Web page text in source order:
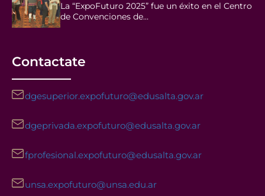
La “ExpoFuturo 2025” fue un éxito en el Centro
de Convenciones de…
Contactate
dgesuperior.expofuturo@edusalta.gov.ar
dgeprivada.expofuturo@edusalta.gov.ar
fprofesional.expofuturo@edusalta.gov.ar
unsa.expofuturo@unsa.edu.ar